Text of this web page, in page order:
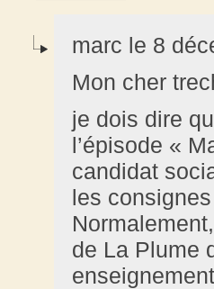
marc le 8
Mon cher
je dois dire
l’épisode «
candidat
les
de La Plume